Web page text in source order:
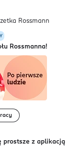
Rossmanna!
prostsze z aplikacją